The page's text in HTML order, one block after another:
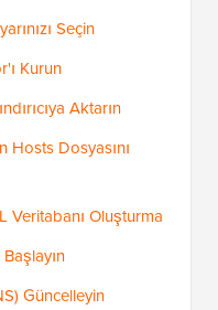
Seçin
Kurun
Aktarın
Hosts Dosyasını
Veritabanı Oluşturma
Güncelleyin